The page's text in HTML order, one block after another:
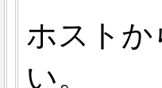
ホスト
い。